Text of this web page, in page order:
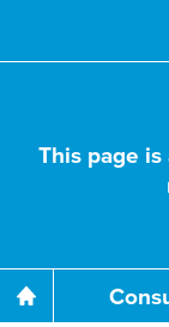
This page